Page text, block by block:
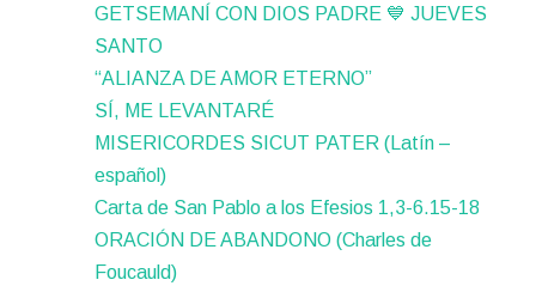
GETSEMANÍ CON DIOS PADRE 💙 JUEVES
SANTO
“ALIANZA DE AMOR ETERNO”
SÍ, ME LEVANTARÉ
MISERICORDES SICUT PATER (Latín –
español)
Carta de San Pablo a los Efesios 1,3-6.15-18
ORACIÓN DE ABANDONO (Charles de
Foucauld)